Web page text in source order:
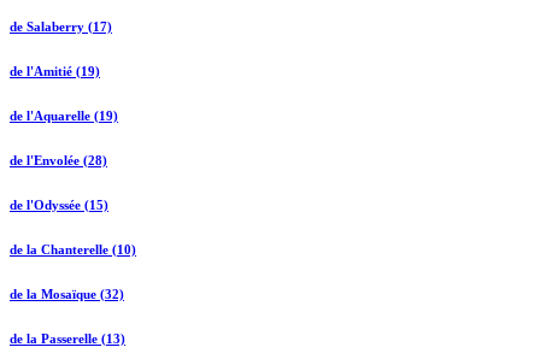
de Salaberry (17)
de l'Amitié (19)
de l'Aquarelle (19)
de l'Envolée (28)
de l'Odyssée (15)
de la Chanterelle (10)
de la Mosaïque (32)
de la Passerelle (13)